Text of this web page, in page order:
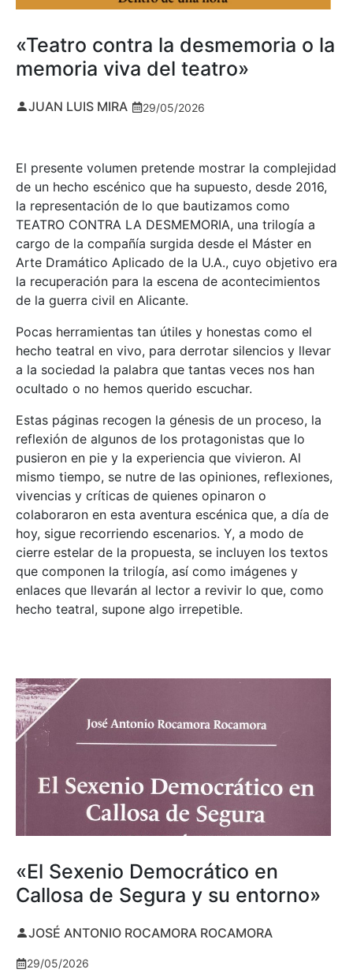
«Teatro contra la desmemoria o la
memoria viva del teatro»
JUAN LUIS MIRA 29/05/2026
El presente volumen pretende mostrar la complejidad
de un hecho escénico que ha supuesto, desde 2016,
la representación de lo que bautizamos como
TEATRO CONTRA LA DESMEMORIA, una trilogía a
cargo de la compañía surgida desde el Máster en
Arte Dramático Aplicado de la U.A., cuyo objetivo era
la recuperación para la escena de acontecimientos
de la guerra civil en Alicante.
Pocas herramientas tan útiles y honestas como el
hecho teatral en vivo, para derrotar silencios y llevar
a la sociedad la palabra que tantas veces nos han
ocultado o no hemos querido escuchar.
Estas páginas recogen la génesis de un proceso, la
reflexión de algunos de los protagonistas que lo
pusieron en pie y la experiencia que vivieron. Al
mismo tiempo, se nutre de las opiniones, reflexiones,
vivencias y críticas de quienes opinaron o
colaboraron en esta aventura escénica que, a día de
hoy, sigue recorriendo escenarios. Y, a modo de
cierre estelar de la propuesta, se incluyen los textos
que componen la trilogía, así como imágenes y
enlaces que llevarán al lector a revivir lo que, como
hecho teatral, supone algo irrepetible.
«El Sexenio Democrático en
Callosa de Segura y su entorno»
JOSÉ ANTONIO ROCAMORA ROCAMORA
29/05/2026